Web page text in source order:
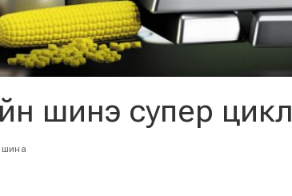
шинэ супер цикл